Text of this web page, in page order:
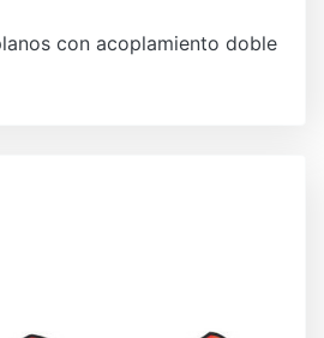
con acoplamiento doble